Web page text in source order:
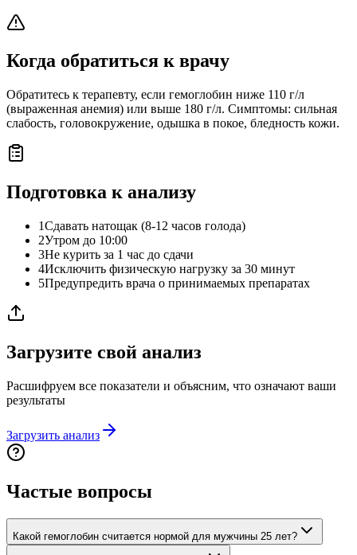
Когда обратиться к врачу
Обратитесь к терапевту, если гемоглобин ниже 110 г/л
(выраженная анемия) или выше 180 г/л. Симптомы: сильная
слабость, головокружение, одышка в покое, бледность кожи.
Подготовка к анализу
1Сдавать натощак (8-12 часов голода)
2Утром до 10:00
3Не курить за 1 час до сдачи
4Исключить физическую нагрузку за 30 минут
5Предупредить врача о принимаемых препаратах
Загрузите свой анализ
Расшифруем все показатели и объясним, что означают ваши
результаты
Загрузить анализ
Частые вопросы
Какой гемоглобин считается нормой для мужчины 25 лет?